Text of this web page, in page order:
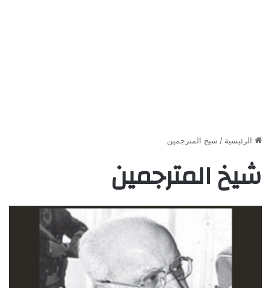
الرئيسية / شيخ المترجمين
شيخ المترجمين